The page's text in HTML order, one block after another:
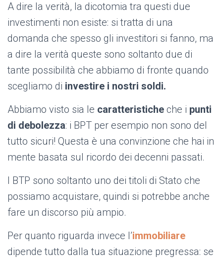
A dire la verità, la dicotomia tra questi due
investimenti non esiste: si tratta di una
domanda che spesso gli investitori si fanno, ma
a dire la verità queste sono soltanto due di
tante possibilità che abbiamo di fronte quando
scegliamo di investire i nostri soldi.
Abbiamo visto sia le caratteristiche che i punti
di debolezza: i BPT per esempio non sono del
tutto sicuri! Questa è una convinzione che hai in
mente basata sul ricordo dei decenni passati.
I BTP sono soltanto uno dei titoli di Stato che
possiamo acquistare, quindi si potrebbe anche
fare un discorso più ampio.
Per quanto riguarda invece l’immobiliare
dipende tutto dalla tua situazione pregressa: se